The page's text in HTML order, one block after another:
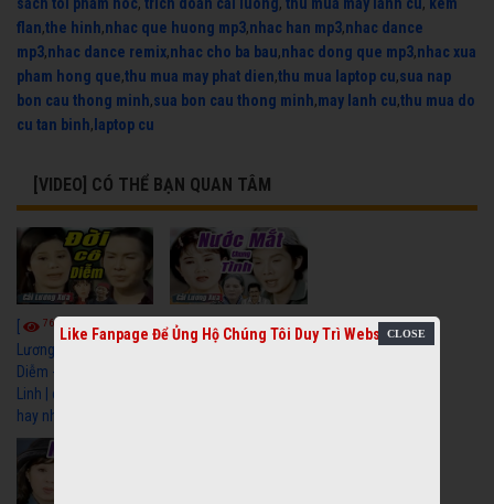
flan,the hinh,nhac que huong mp3,nhac han mp3,nhac dance
mp3,nhac dance remix,nhac cho ba bau,nhac dong que mp3,nhac xua
pham hong que,thu mua may phat dien,thu mua laptop cu,sua nap
bon cau thong minh,sua bon cau thong minh,may lanh cu,thu mua do
cu tan binh, laptop cu
[VIDEO] CÓ THỂ BẠN QUAN TÂM
7661 Video] Cải
Lương Xưa : Đời Cô
Diễm - Vũ Linh Tài
Linh | cải lương xã hội
hay nhất
[
Video] Cải
Like Fanpage Để Ủng Hộ Chúng Tôi Duy Trì Website